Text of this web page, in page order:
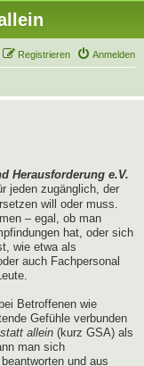
Anmelden
Registrieren
Herausforderung e.V.
jeden zugänglich, der
will oder muss.
– egal, ob man
hat, oder sich
wie etwa als
auch Fachpersonal
Betroffenen wie
Gefühle verbunden
allein (kurz GSA) als
man sich
und aus